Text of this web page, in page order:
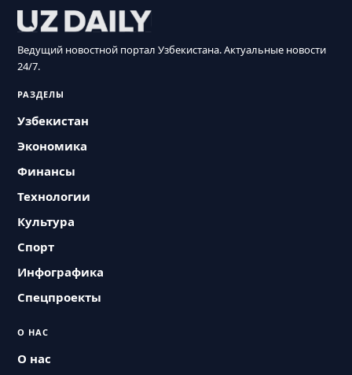
Ведущий новостной портал Узбекистана. Актуальные новости
24/7.
РАЗДЕЛЫ
Узбекистан
Экономика
Финансы
Технологии
Культура
Спорт
Инфографика
Спецпроекты
О НАС
О нас